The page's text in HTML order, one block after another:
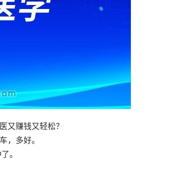
又赚钱又轻松？
多好。
。